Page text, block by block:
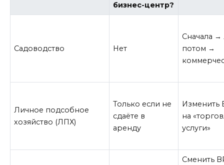
бизнес-центр?
Садоводство Нет
Сначала
потом →
Личное подсобное
хозяйство (ЛПХ)
Только если не
сдаёте в
аренду
Изменить
на
услуги»
Сменить